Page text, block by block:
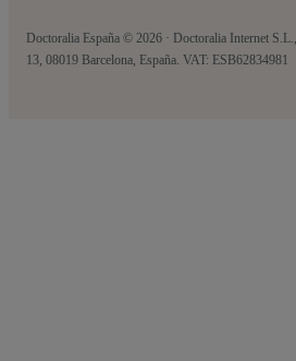
Doctoralia España © 2026 · Doctoralia Internet
13, 08019 Barcelona, España. VAT: ESB62834981